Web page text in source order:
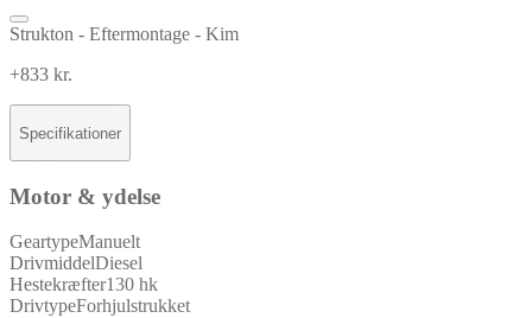
Strukton - Eftermontage - Kim
+833 kr.
Specifikationer
Motor & ydelse
GeartypeManuelt
DrivmiddelDiesel
Hestekræfter130 hk
DrivtypeForhjulstrukket